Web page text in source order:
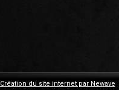
Création du site internet par Newave